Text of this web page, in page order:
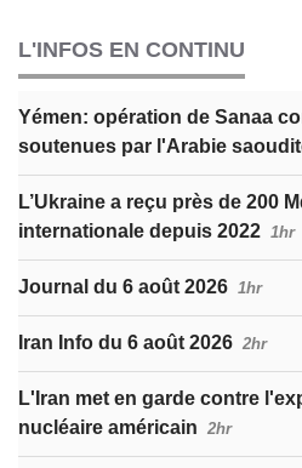
L'INFOS EN CONTINU
Yémen: opération de Sanaa
soutenues par l'Arabie
L’Ukraine a reçu près de 200
internationale depuis 2022 1hr
Journal du 6 août 2026 1hr
Iran Info du 6 août 2026 2hr
L'Iran met en garde contre
nucléaire américain 2hr